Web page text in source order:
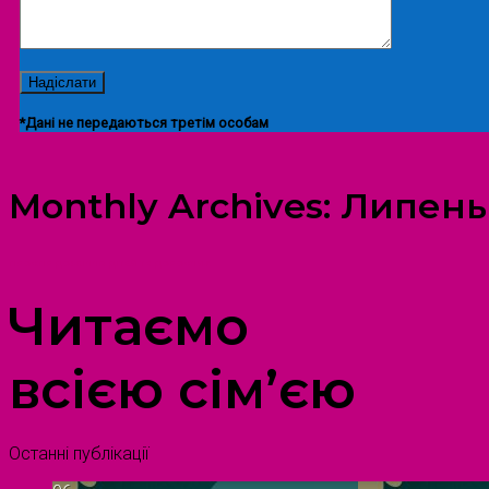
*Дані не передаються третім особам
Monthly Archives:
Читаємо
всією сім’єю
Останні публікації